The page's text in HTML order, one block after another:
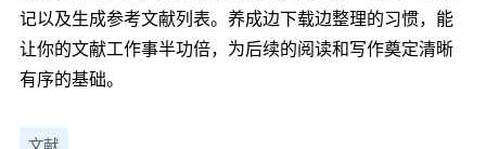
记以及生成参考文献列表。养成边下载边整理的习惯，能
让你的文献工作事半功倍，为后续的阅读和写作奠定清晰
有序的基础。